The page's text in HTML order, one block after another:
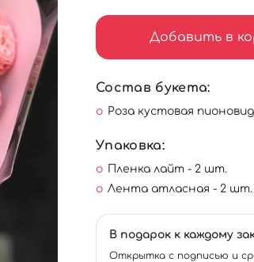
Добавить в
Состав букета:
Роза кустовая
Упаковка:
Пленка лайт - 2 шт.
Лента атласная - 2 шт.
В подарок к каждому
Открытка с подписью и